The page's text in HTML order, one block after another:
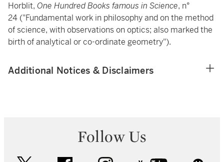
Horblit, One Hundred Books famous in Science, n°
24 ("Fundamental work in philosophy and on the method
of science, with observations on optics; also marked the
birth of analytical or co-ordinate geometry").
Additional Notices & Disclaimers
Follow Us